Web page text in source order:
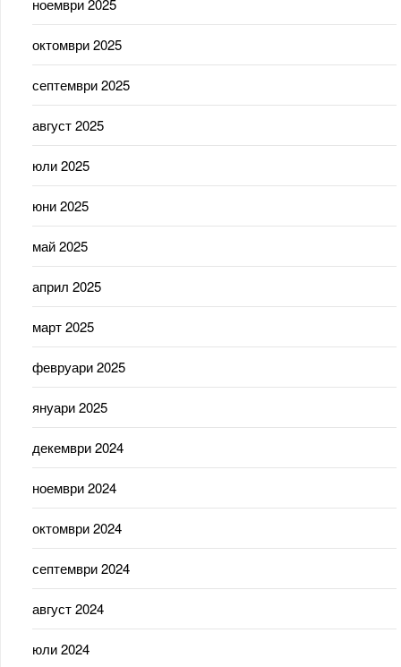
ноември 2025
октомври 2025
септември 2025
август 2025
юли 2025
юни 2025
май 2025
април 2025
март 2025
февруари 2025
януари 2025
декември 2024
ноември 2024
октомври 2024
септември 2024
август 2024
юли 2024